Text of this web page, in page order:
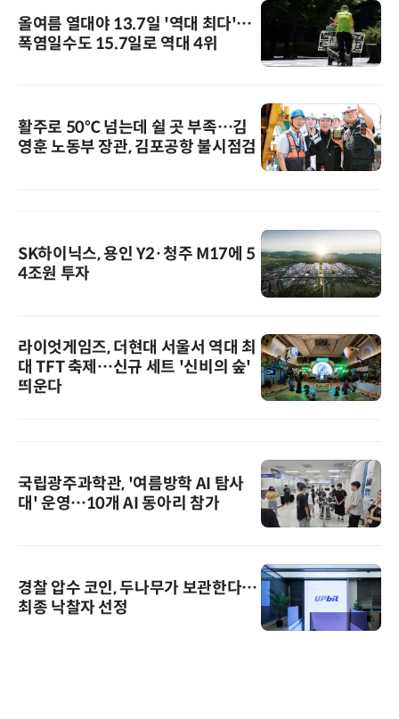
올여름 열대야 13.7일 '역대 최다'…
폭염일수도 15.7일로 역대 4위
활주로 50℃ 넘는데 쉴 곳 부족…김
영훈 노동부 장관, 김포공항 불시점검
SK하이닉스, 용인 Y2·청주 M17에 5
4조원 투자
라이엇게임즈, 더현대 서울서 역대 최
대 TFT 축제…신규 세트 '신비의 숲'
띄운다
국립광주과학관, '여름방학 AI 탐사
대' 운영…10개 AI 동아리 참가
경찰 압수 코인, 두나무가 보관한다…
최종 낙찰자 선정